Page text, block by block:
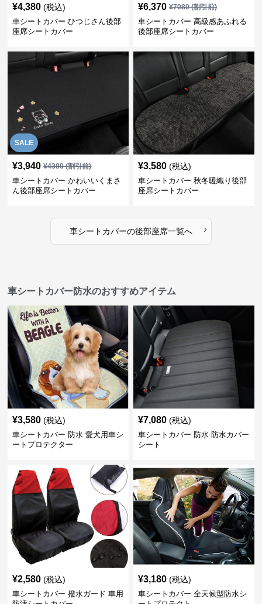
¥4,380 (税込)
車シートカバー ひつじさん後部
座席シートカバー
¥6,370 ¥7080(割引前)
車シートカバー 高級感あふれる
後部座席シートカバー
SALE
¥3,940 ¥4380(割引前)
車シートカバー かわいいくまさ
ん後部座席シートカバー
¥3,580 (税込)
車シートカバー 秋冬暖織り後部
座席シートカバー
車シートカバーの後部座席一覧へ ›
車シートカバー防水のおすすめアイテム
¥3,580 (税込)
車シートカバー 防水 愛犬用車シ
ートプロテクター
¥7,080 (税込)
車シートカバー 防水 防水カバー
シート
¥2,580 (税込)
車シートカバー 撥水ガード 車用
¥3,180 (税込)
車シートカバー 全天候型防水シ